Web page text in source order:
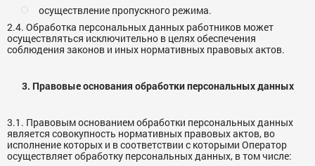
осуществление пропускного режима.
2.4. Обработка персональных данных работников может
осуществляться исключительно в целях обеспечения
соблюдения законов и иных нормативных правовых актов.
3. Правовые основания обработки персональных данных
3.1. Правовым основанием обработки персональных данных
является совокупность нормативных правовых актов, во
исполнение которых и в соответствии с которыми Оператор
осуществляет обработку персональных данных, в том числе: